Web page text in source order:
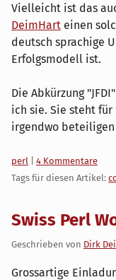
Vielleicht ist das
DeimHart einen
deutsch sprachige
Erfolgsmodell ist.
Die Abkürzung
ich sie. Sie steht für
irgendwo
Kategorien:
perl
4 Kommentare
Tags für diesen Artikel:
Swiss Perl
Geschrieben von Dirk
Grossartige